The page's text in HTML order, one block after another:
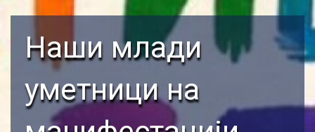
Наши млади
уметници на